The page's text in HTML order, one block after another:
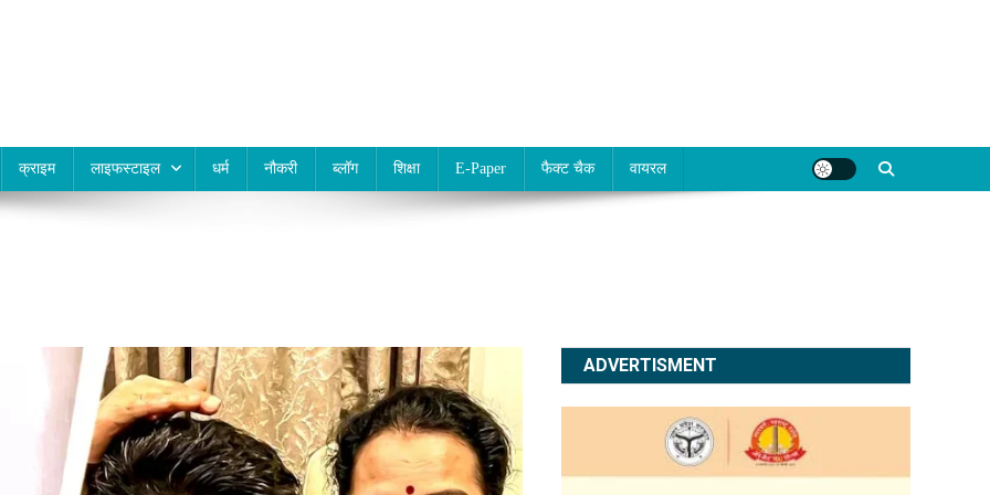
क्राइम लाइफस्टाइल धर्म नौकरी ब्लॉग शिक्षा E-Paper फैक्ट चैक वायरल
ADVERTISMENT